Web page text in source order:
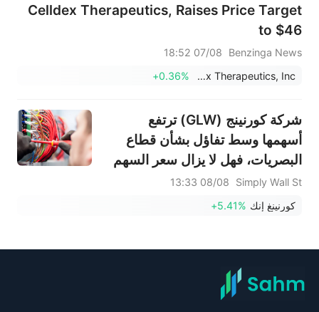
Celldex Therapeutics, Raises Price Target
to $46
Benzinga News
07/08 18:52
Celldex Therapeutics, Inc.
+0.36%
شركة كورنينج (GLW) ترتفع
أسهمها وسط تفاؤل بشأن قطاع
البصريات، فهل لا يزال سعر السهم
منخفضاً؟
Simply Wall St
08/08 13:33
كورنينغ إنك +5.41%